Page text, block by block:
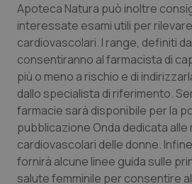
Sicilia
Toscana
Umbria
Valle D’Aosta
Veneto
Neuroscienze &
Obesità
Oftalmologia
Oncodermatologia
Oncoematologia
Apoteca Natura può inoltre
interessate esami utili per
cardiovascolari. I range, definiti
consentiranno al farmacista di
più o meno a rischio e di
dallo specialista di riferimento.
farmacie sarà disponibile per la
pubblicazione Onda dedicata alle
cardiovascolari delle donne.
fornirà alcune linee guida sulle
salute femminile per consentire